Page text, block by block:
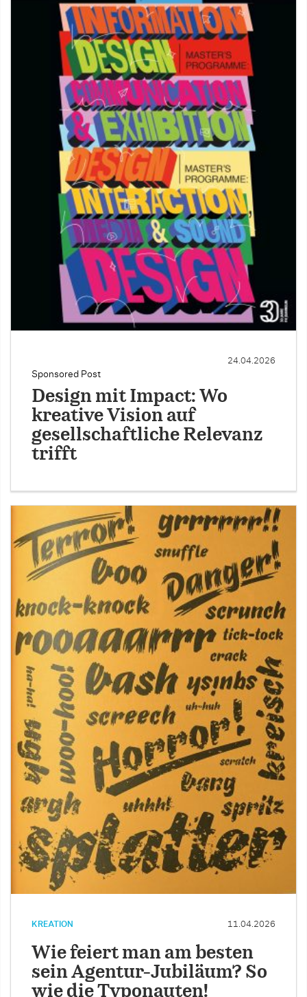
Sponsored Post
24.04.2026
Design mit Impact: Wo
kreative Vision auf
gesellschaftliche Relevanz
trifft
KREATION 11.04.2026
Wie feiert man am besten
sein Agentur-Jubiläum? So
wie die Typonauten!